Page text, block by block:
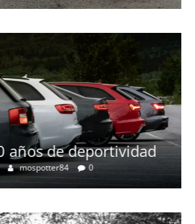
años de deportividad
mospotter84 0